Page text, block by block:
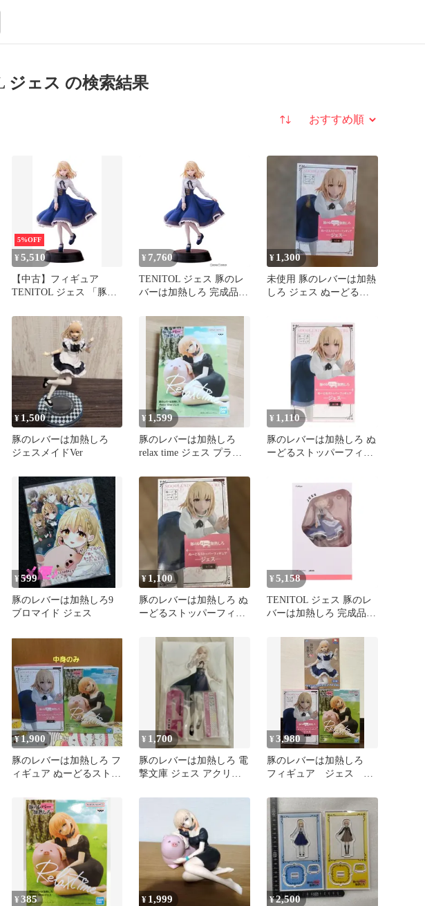
ジェス の検索結果
並び替え
5%OFF
¥5,510
【中古】フィギュア
TENITOL ジェス 「豚の
スチック製塗装済み完成
¥ 7,760
TENITOL ジェス 豚のレ
バーは加熱しろ 完成品
¥ 1,300
未使用 豚のレバーは加熱
しろ ジェス ぬーどるス
¥ 1,500
豚のレバーは加熱しろ
ジェスメイドVer
¥ 1,599
豚のレバーは加熱しろ
relax time ジェス プライ
¥ 1,110
豚のレバーは加熱しろ ぬ
ーどるストッパーフィギ
¥599
豚のレバーは加熱しろ9
ブロマイド ジェス
¥1,100
豚のレバーは加熱しろ ぬ
ーどるストッパーフィギ
¥ 5,158
TENITOL ジェス 豚のレ
バーは加熱しろ 完成品
¥1,900
豚のレバーは加熱しろ フ
ィギュア ぬーどるストッ
¥ 1,700
豚のレバーは加熱しろ 電
撃文庫 ジェス アクリル
¥3,980
豚のレバーは加熱しろ
フィギュア ジェス 3
¥385 ¥ 1,999 ¥2,500